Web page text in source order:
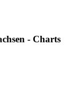
- Charts